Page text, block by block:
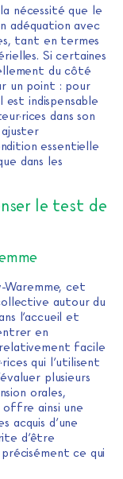
nécessité que le
adéquation avec
tant en termes
Si certaines
du côté
un point : pour
indispensable
dans son
essentielle
dans les
le test de
Waremme, cet
autour du
l’accueil et
en
facile
qui l’utilisent
plusieurs
orales,
ainsi une
acquis d’une
d’être
ce qui